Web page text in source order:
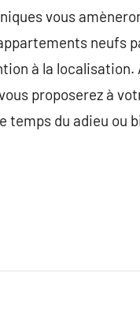
vous
neufs
à la localisation.
proposerez à
du adieu ou